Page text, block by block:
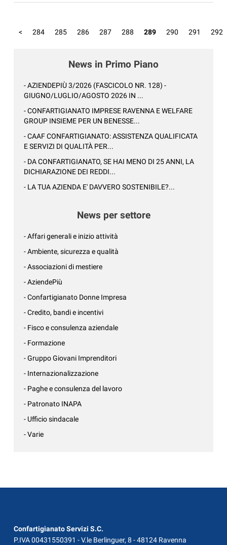
< 284 285 286 287 288 289 290 291 292
News in Primo Piano
- AZIENDEPIÙ 3/2026 (FASCICOLO NR. 128) -
GIUGNO/LUGLIO/AGOSTO 2026 IN ...
- CONFARTIGIANATO IMPRESE RAVENNA E WELFARE
GROUP INSIEME PER UN BENESSE...
- CAAF CONFARTIGIANATO: ASSISTENZA QUALIFICATA
E SERVIZI DI QUALITÀ PER...
- DA CONFARTIGIANATO, SE HAI MENO DI 25 ANNI, LA
DICHIARAZIONE DEI REDDI...
- LA TUA AZIENDA E' DAVVERO SOSTENIBILE?...
News per settore
- Affari generali e inizio attività
- Ambiente, sicurezza e qualità
- Associazioni di mestiere
- AziendePiù
- Confartigianato Donne Impresa
- Credito, bandi e incentivi
- Fisco e consulenza aziendale
- Formazione
- Gruppo Giovani Imprenditori
- Internazionalizzazione
- Paghe e consulenza del lavoro
- Patronato INAPA
- Ufficio sindacale
- Varie
Confartigianato Servizi S.C.
P.IVA 00431550391 - V.le Berlinguer, 8 - 48124 Ravenna